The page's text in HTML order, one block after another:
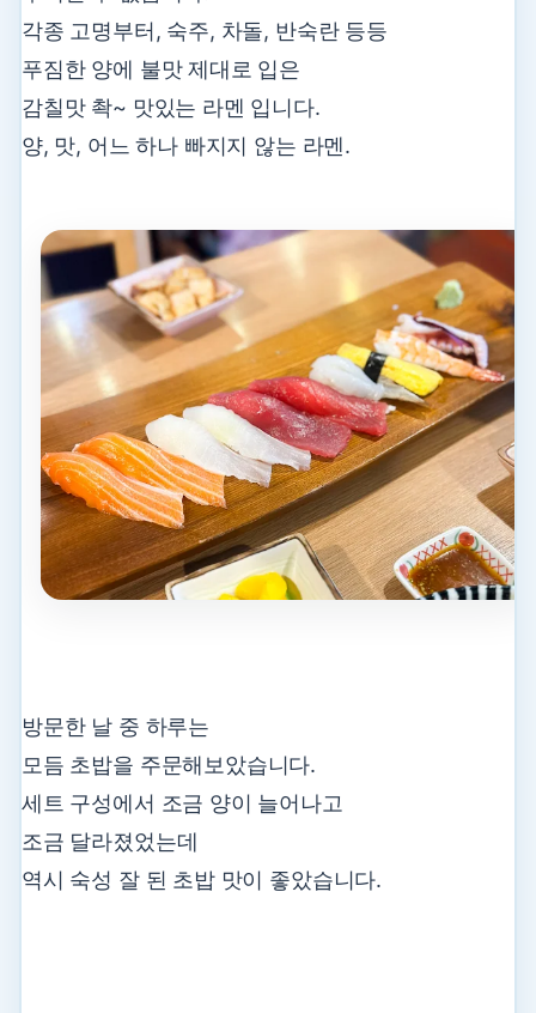
각종 고명부터, 숙주, 차돌, 반숙란 등등
푸짐한 양에 불맛 제대로 입은
감칠맛 촥~ 맛있는 라멘 입니다.
양, 맛, 어느 하나 빠지지 않는 라멘.
방문한 날 중 하루는
모듬 초밥을 주문해보았습니다.
세트 구성에서 조금 양이 늘어나고
조금 달라졌었는데
역시 숙성 잘 된 초밥 맛이 좋았습니다.